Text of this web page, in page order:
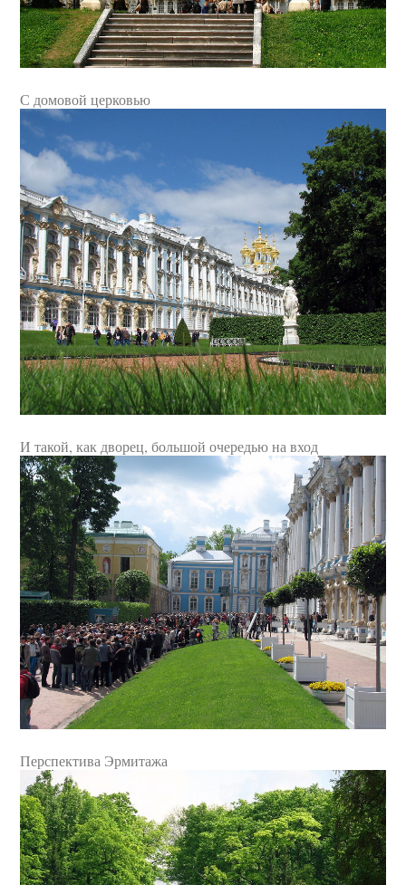
С домовой церковью
И такой, как дворец, большой очередью на вход
Перспектива Эрмитажа